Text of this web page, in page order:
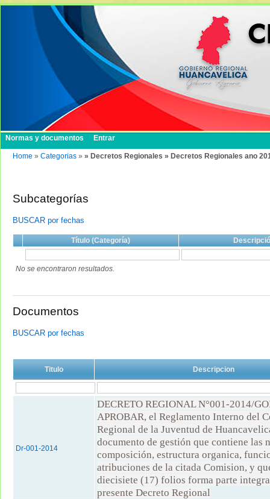
Normas y documentos Entrar
Home » Categorias » » Decretos Regionales » Decretos Regionales ano
Subcategorías
BUSCAR por fechas
Título (Categoría)
No se encontraron resultados.
Documentos
BUSCAR por fechas
Titulo Descripcion
Dr-001-2014
DECRETO REGIONAL N°001-2014/
APROBAR, el Reglamento Interno del
Regional de la Juventud de
documento de gestión que contiene las
composición, estructura organica,
atribuciones de la citada Comision, y
diecisiete (17) folios forma parte
presente Decreto Regional